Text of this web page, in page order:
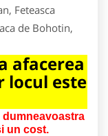
Feteasca
de Bohotin,
afacerea
locul este
un cost.